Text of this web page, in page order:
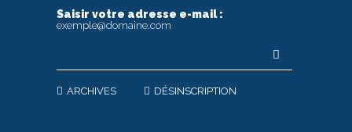
Saisir votre adresse e-mail :
exemple@domaine.com
ARCHIVES DÉSINSCRIPTION